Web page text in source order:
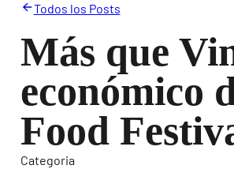
Todos los Posts
Más que
económico
Food
Categoria